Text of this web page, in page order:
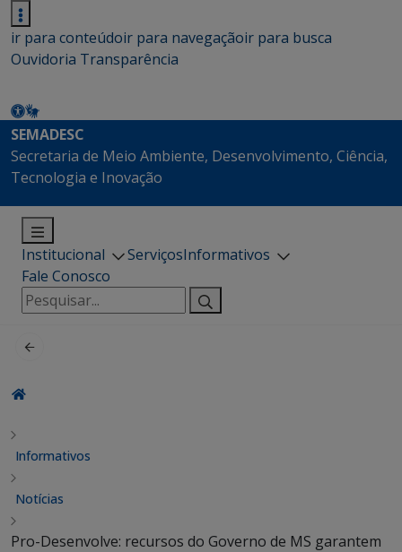
ir para conteúdoir para navegaçãoir para busca
Ouvidoria Transparência
SEMADESC
Secretaria de Meio Ambiente, Desenvolvimento, Ciência,
Tecnologia e Inovação
Institucional ServiçosInformativos
Fale Conosco
Pesquisar
por:
Informativos
Notícias
Pro-Desenvolve: recursos do Governo de MS garantem